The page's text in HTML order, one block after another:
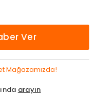
Ver
Mağazamızda!
arayın